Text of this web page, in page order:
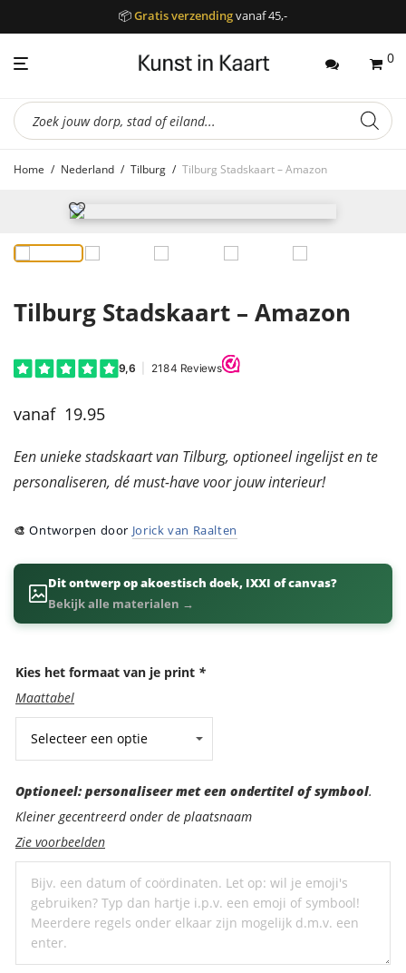
📦Gratis verzendingvanaf 45,-
0
Producten
zoeken
Home / Nederland / Tilburg / Tilburg Stadskaart – Amazon
Tilburg Stadskaart – Amazon
19.95
Een unieke stadskaart van Tilburg, optioneel ingelijst en te
personaliseren, dé must-have voor jouw interieur!
🎨Ontworpen door Jorick van Raalten
Dit ontwerp op akoestisch doek, IXXI of canvas?
Bekijk alle materialen →
Kies het formaat van je print *
Maattabel
Optioneel:
personaliseer
met
een
ondertitel
Optioneel: personaliseer met een ondertitel of symbool.
Kleiner gecentreerd onder de plaatsnaam
Zie voorbeelden